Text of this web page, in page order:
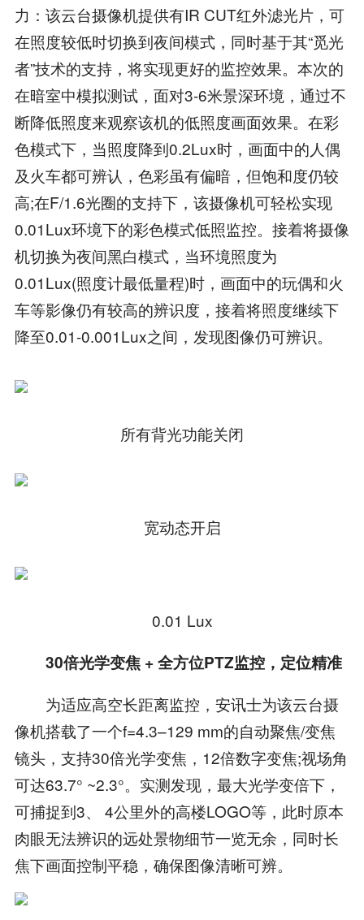
力：该云台摄像机提供有IR CUT红外滤光片，可
在照度较低时切换到夜间模式，同时基于其“觅光
者”技术的支持，将实现更好的监控效果。本次的
在暗室中模拟测试，面对3-6米景深环境，通过不
断降低照度来观察该机的低照度画面效果。在彩
色模式下，当照度降到0.2Lux时，画面中的人偶
及火车都可辨认，色彩虽有偏暗，但饱和度仍较
高;在F/1.6光圈的支持下，该摄像机可轻松实现
0.01Lux环境下的彩色模式低照监控。接着将摄像
机切换为夜间黑白模式，当环境照度为
0.01Lux(照度计最低量程)时，画面中的玩偶和火
车等影像仍有较高的辨识度，接着将照度继续下
降至0.01-0.001Lux之间，发现图像仍可辨识。
所有背光功能关闭
宽动态开启
0.01 Lux
30倍光学变焦 + 全方位PTZ监控，定位精准
为适应高空长距离监控，安讯士为该云台摄
像机搭载了一个f=4.3–129 mm的自动聚焦/变焦
镜头，支持30倍光学变焦，12倍数字变焦;视场角
可达63.7° ~2.3°。实测发现，最大光学变倍下，
可捕捉到3、 4公里外的高楼LOGO等，此时原本
肉眼无法辨识的远处景物细节一览无余，同时长
焦下画面控制平稳，确保图像清晰可辨。